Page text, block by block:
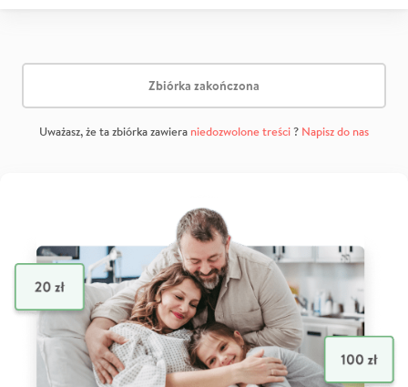
Zbiórka zakończona
Uważasz, że ta zbiórka zawiera niedozwolone treści? Napisz do nas